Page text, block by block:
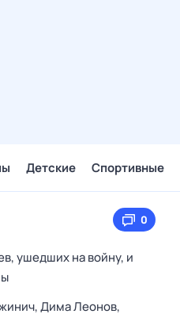
Детские Спортивные
0
ушедших на войну, и
Дима Леонов,